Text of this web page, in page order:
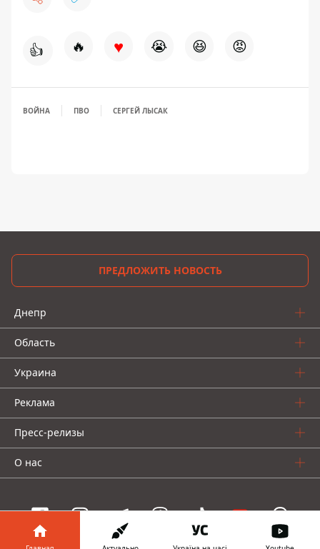
👍 🔥 ♥ 😭 😆 😡
ВОЙНА ПВО СЕРГЕЙ ЛЫСАК
ПРЕДЛОЖИТЬ НОВОСТЬ
Днепр
Область
Украина
Реклама
Пресс-релизы
О нас